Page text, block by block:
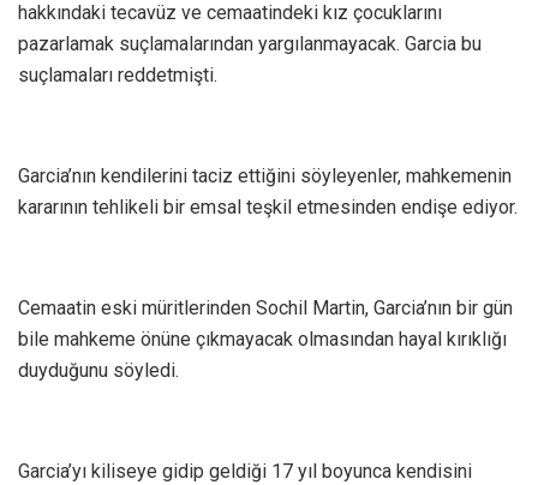
hakkındaki tecavüz ve cemaatindeki kız çocuklarını
pazarlamak suçlamalarından yargılanmayacak. Garcia bu
suçlamaları reddetmişti.
Garcia’nın kendilerini taciz ettiğini söyleyenler, mahkemenin
kararının tehlikeli bir emsal teşkil etmesinden endişe ediyor.
Cemaatin eski müritlerinden Sochil Martin, Garcia’nın bir gün
bile mahkeme önüne çıkmayacak olmasından hayal kırıklığı
duyduğunu söyledi.
Garcia’yı kiliseye gidip geldiği 17 yıl boyunca kendisini